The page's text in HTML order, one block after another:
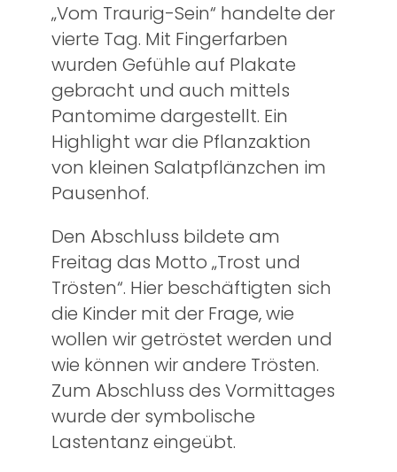
„Vom Traurig-Sein“ handelte der
vierte Tag. Mit Fingerfarben
wurden Gefühle auf Plakate
gebracht und auch mittels
Pantomime dargestellt. Ein
Highlight war die Pflanzaktion
von kleinen Salatpflänzchen im
Pausenhof.
Den Abschluss bildete am
Freitag das Motto „Trost und
Trösten“. Hier beschäftigten sich
die Kinder mit der Frage, wie
wollen wir getröstet werden und
wie können wir andere Trösten.
Zum Abschluss des Vormittages
wurde der symbolische
Lastentanz eingeübt.